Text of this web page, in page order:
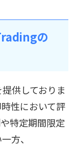
の
供しておりま
性において評
特定期間限定
方、